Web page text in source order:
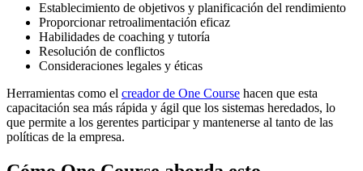
Establecimiento de objetivos y planificación del rendimiento
Proporcionar retroalimentación eficaz
Habilidades de coaching y tutoría
Resolución de conflictos
Consideraciones legales y éticas
Herramientas como el creador de One Course hacen que esta
capacitación sea más rápida y ágil que los sistemas heredados, lo
que permite a los gerentes participar y mantenerse al tanto de las
políticas de la empresa.